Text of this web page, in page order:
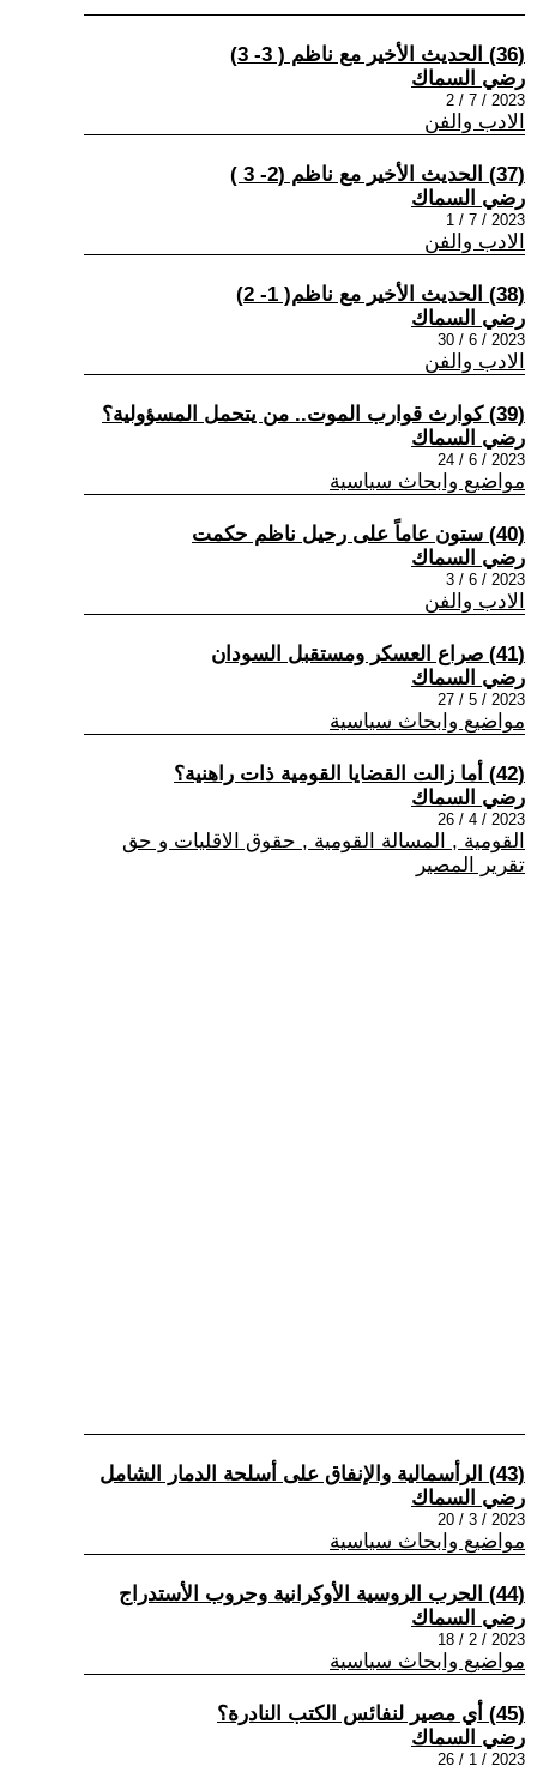
(36) الحديث الأخير مع ناظم ( 3- 3)
رضي السماك
2023 / 7 / 2
الادب والفن
(37) الحديث الأخير مع ناظم (2- 3 )
رضي السماك
2023 / 7 / 1
الادب والفن
(38) الحديث الأخير مع ناظم( 1- 2)
رضي السماك
2023 / 6 / 30
الادب والفن
(39) كوارث قوارب الموت.. من يتحمل المسؤولية؟
رضي السماك
2023 / 6 / 24
مواضيع وابحاث سياسية
(40) ستون عاماً على رحيل ناظم حكمت
رضي السماك
2023 / 6 / 3
الادب والفن
(41) صراع العسكر ومستقبل السودان
رضي السماك
2023 / 5 / 27
مواضيع وابحاث سياسية
(42) أما زالت القضايا القومية ذات راهنية؟
رضي السماك
2023 / 4 / 26
القومية , المسالة القومية , حقوق الاقليات و حق
تقرير المصير
(43) الرأسمالية والإنفاق على أسلحة الدمار الشامل
رضي السماك
2023 / 3 / 20
مواضيع وابحاث سياسية
(44) الحرب الروسية الأوكرانية وحروب الأستدراج
رضي السماك
2023 / 2 / 18
مواضيع وابحاث سياسية
(45) أي مصير لنفائس الكتب النادرة؟
رضي السماك
2023 / 1 / 26